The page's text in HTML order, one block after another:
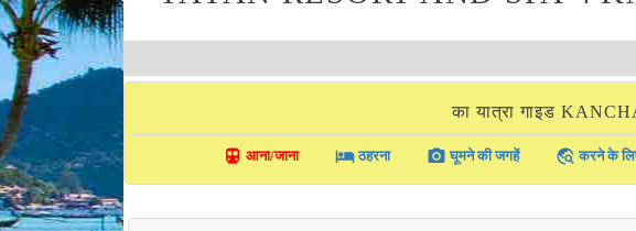
का यात्रा गाइड
directions_transit आना/जाना local_hotelठहरना photo_camera घूमने की जगहें travel_explore करने के